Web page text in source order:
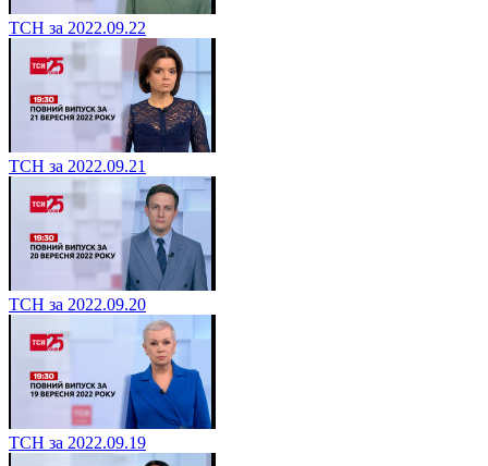
ТСН за 2022.09.22
ТСН за 2022.09.21
ТСН за 2022.09.20
ТСН за 2022.09.19